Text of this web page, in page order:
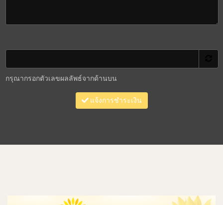
กรุณากรอกตัวเลขผลลัพธ์จากด้านบน
แจ้งการชำระเงิน